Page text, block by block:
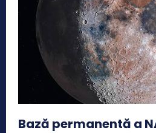
Bază permanentă a